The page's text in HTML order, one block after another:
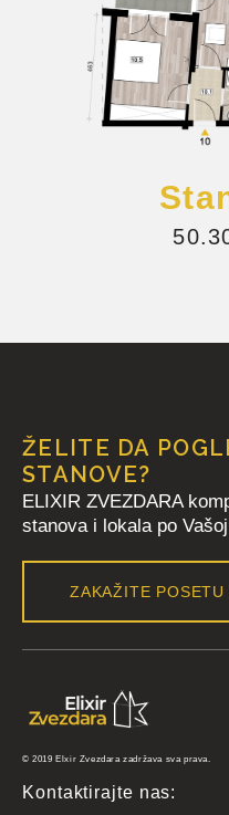
ŽELITE DA
STANOVE?
ELIXIR ZVEZDARA
stanova i lokala po
ZAKAŽITE POSETU
© 2019 Elxir Zvezdara zadržava sva prava.
Kontaktirajte nas: